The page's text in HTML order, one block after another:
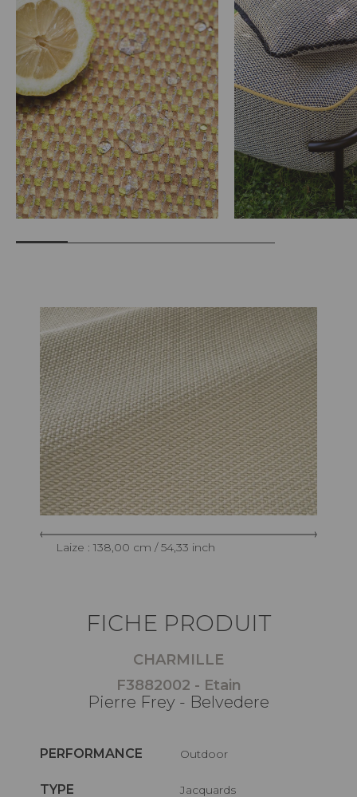
Laize : 138,00 cm / 54,33 inch
FICHE PRODUIT
CHARMILLE
F3882002 - Etain
Pierre Frey - Belvedere
PERFORMANCE Outdoor
TYPE Jacquards